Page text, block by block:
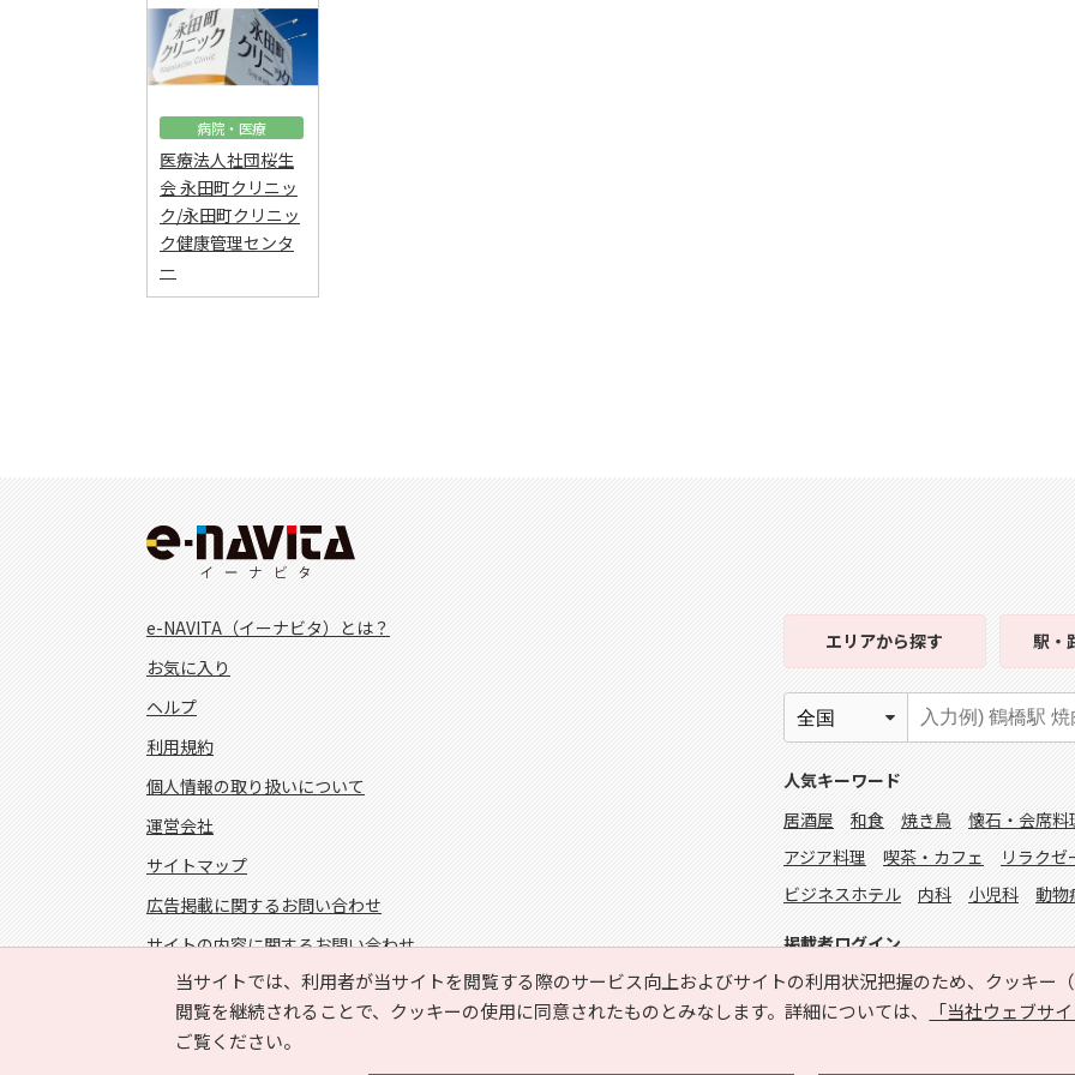
病院・医療
医療法人社団桜生
会 永田町クリニッ
ク/永田町クリニッ
ク健康管理センタ
ー
当サイトでは、利用者が当サイトを閲覧する際のサービス向上およびサイトの利用状況把握のため、クッキー
閲覧を継続されることで、クッキーの使用に同意されたものとみなします。詳細については、
「当社ウェブサ
ご覧ください。
e-NAVITA（イーナビタ）とは？
お気に入り
ヘルプ
利用規約
個人情報の取り扱いについて
運営会社
サイトマップ
広告掲載に関するお問い合わせ
サイトの内容に関するお問い合わせ
エリアから探す 駅・
人気キーワード
居酒屋
和食 焼き鳥 懐石・会席料
アジア料理
喫茶・カフェ リラクゼ
ビジネスホテル
内科 小児科 動物
掲載者ログイン
FOLLOW US!